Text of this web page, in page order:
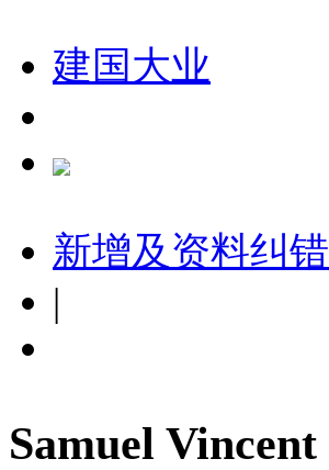
建国大业
新增及资料纠错
|
Samuel Vincent